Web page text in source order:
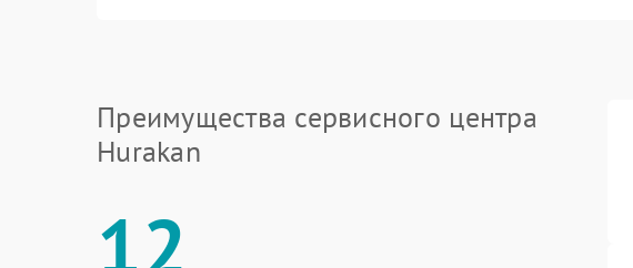
Преимущества сервисного центра
Hurakan
12